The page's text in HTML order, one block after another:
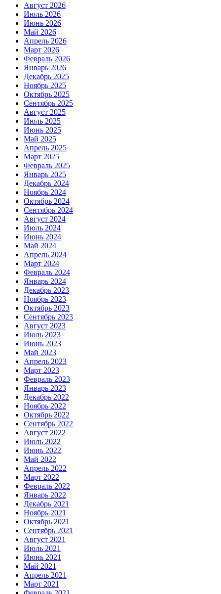
Август 2026
Июль 2026
Июнь 2026
Май 2026
Апрель 2026
Март 2026
Февраль 2026
Январь 2026
Декабрь 2025
Ноябрь 2025
Октябрь 2025
Сентябрь 2025
Август 2025
Июль 2025
Июнь 2025
Май 2025
Апрель 2025
Март 2025
Февраль 2025
Январь 2025
Декабрь 2024
Ноябрь 2024
Октябрь 2024
Сентябрь 2024
Август 2024
Июль 2024
Июнь 2024
Май 2024
Апрель 2024
Март 2024
Февраль 2024
Январь 2024
Декабрь 2023
Ноябрь 2023
Октябрь 2023
Сентябрь 2023
Август 2023
Июль 2023
Июнь 2023
Май 2023
Апрель 2023
Март 2023
Февраль 2023
Январь 2023
Декабрь 2022
Ноябрь 2022
Октябрь 2022
Сентябрь 2022
Август 2022
Июль 2022
Июнь 2022
Май 2022
Апрель 2022
Март 2022
Февраль 2022
Январь 2022
Декабрь 2021
Ноябрь 2021
Октябрь 2021
Сентябрь 2021
Август 2021
Июль 2021
Июнь 2021
Май 2021
Апрель 2021
Март 2021